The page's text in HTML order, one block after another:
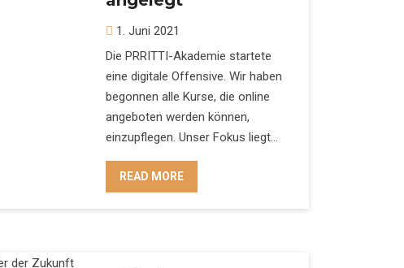
1. Juni 2021
Die PRRITTI-Akademie startete
eine digitale Offensive. Wir haben
begonnen alle Kurse, die online
angeboten werden können,
einzupflegen. Unser Fokus liegt…
READ MORE